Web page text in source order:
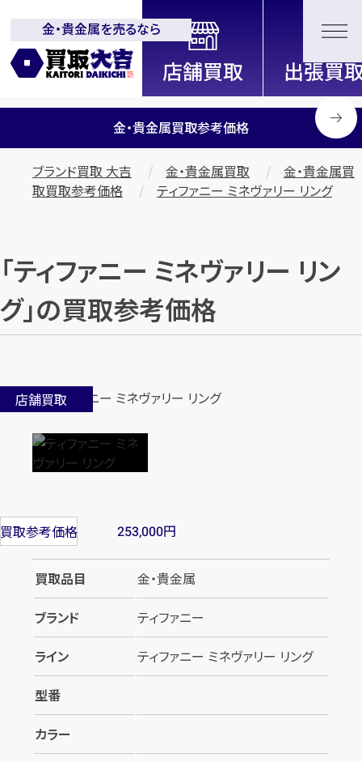
全国2200店舗以上展開中！
信頼と実績の買取専門店「買取大
吉」
金・貴金属を売るなら
金・貴金属買取参考価格
ブランド買取 大吉 金・貴金属買取
金・貴金属買
取買取参考価格
ティファニー ミネヴァリー リング
「ティファニー ミネヴァリー リン
グ」の買取参考価格
店舗買取
買取参考価格 253,000円
買取品目
金・貴金属
ブランド
ティファニー
ライン
ティファニー ミネヴァリー リング
型番
カラー